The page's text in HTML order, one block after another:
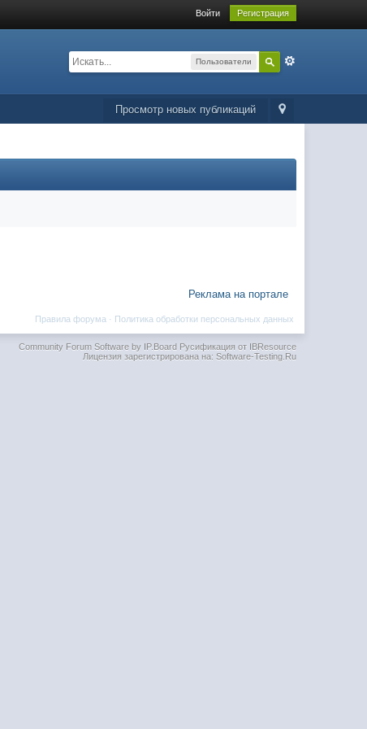
Войти Регистрация
Пользователи
Просмотр новых публикаций
Реклама на портале
Политика обработки персональных данных
Правила форума ·
Community Forum Software by IP.BoardРусификация от IBResource
Лицензия зарегистрирована на: Software-Testing.Ru